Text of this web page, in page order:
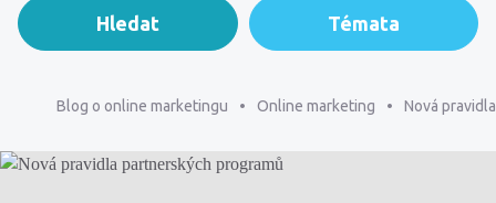
Blog o online marketingu Online marketing Nová
Hledat Témata